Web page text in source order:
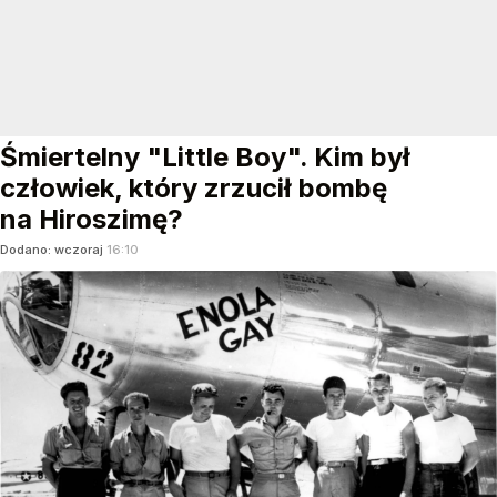
Śmiertelny "Little Boy". Kim był
człowiek, który zrzucił bombę
na Hiroszimę?
Dodano: wczoraj 16:10